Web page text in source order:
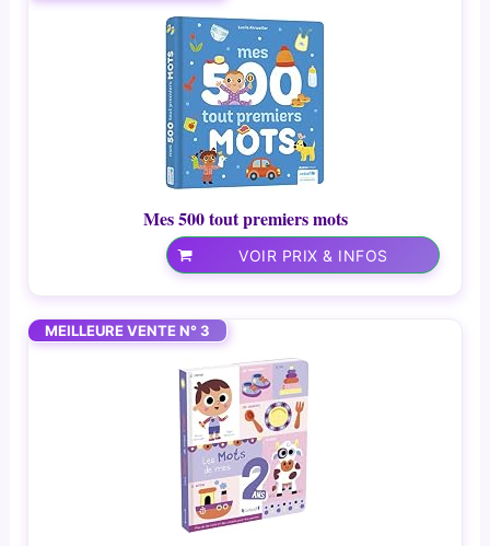
Mes 500 tout premiers mots
VOIR PRIX & INFOS
MEILLEURE VENTE N° 3